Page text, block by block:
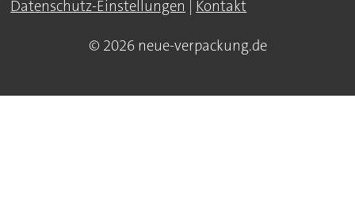
Datenschutz-Einstellungen | Kontakt
© 2026 neue-verpackung.de